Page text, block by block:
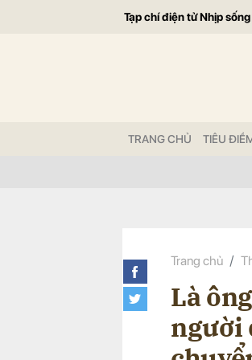
Tạp chí điện tử Nhịp
TRANG CHỦ TIÊU
Trang chủ
Là
người